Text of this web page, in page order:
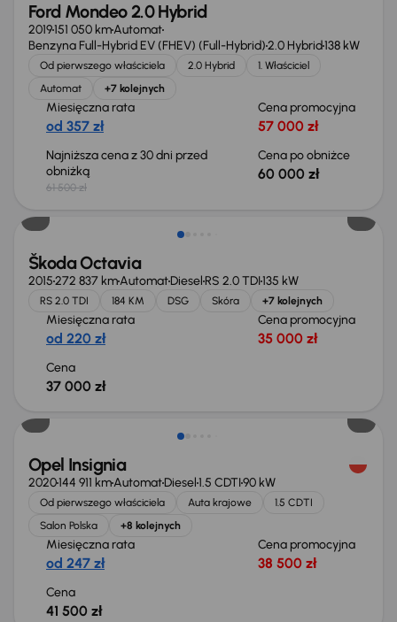
Ford Mondeo 2.0 Hybrid
2019151 050 kmAutomat
Benzyna Full-Hybrid EV (FHEV) (Full-Hybrid)2.0 Hybrid138 kW
Od pierwszego właściciela 2.0 Hybrid
1. Właściciel
Automat
+7 kolejnych
Miesięczna rata
od 357 zł
Cena promocyjna
57 000 zł
Najniższa cena z 30 dni przed
obniżką
61 500 zł
Cena po obniżce
60 000 zł
Škoda Octavia
2015272 837 kmAutomatDiesel RS 2.0 TDI135 kW
RS 2.0 TDI 184 KM DSG Skóra +7 kolejnych
Miesięczna rata
od 220 zł
Cena promocyjna
35 000 zł
Cena
37 000 zł
Opel Insignia
2020144 911 kmAutomatDiesel1.5 CDTI90 kW
Od pierwszego właściciela Auta krajowe
1.5 CDTI
Salon Polska
+8 kolejnych
Miesięczna rata
od 247 zł
Cena promocyjna
38 500 zł
Cena
41 500 zł